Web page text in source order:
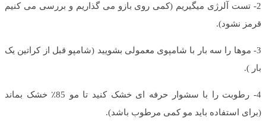
2- تست آلرژی میگیریم (کمی روی بازو می گذاریم و بررسی می کنیم
قرمز نشود).
3- موها را سه بار با شامپوی معمولی بشویید (شامپو قبل از کراتین یک
بار ).
4- رطوبت را با سشوار حرفه ای خشک کنید تا مو 85٪ خشک بماند
(برای استفاده باید مو کمی مرطوب باشد).